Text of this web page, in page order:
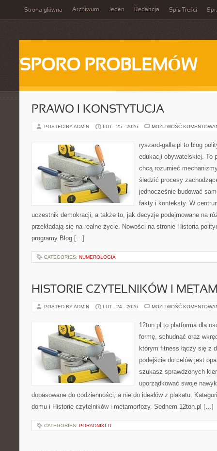
Strona główna Archiwum Jeden Redakcja Spis Treści
SPORO PROBLEMÓW
PRAWO I KONSTYTUCJA
POSTED BY ADMIN LUT - 25 - 2026 MOŻLIWOŚĆ
ryszard-galla.pl to blog
edukacji obywatelskiej. To
chcą rozumieć
śledzić procesy
jednocześnie budować
fakty i konteksty. W
uczestnik demokracji, a także to, jak decyzje podejmowane na
przekładają się na realne życie. Nowości na stronie Historia
programy Blog […]
CATEGORIES: NUMEROLOGIA
HISTORIE CZYTELNIKÓW I
POSTED BY ADMIN LUT - 24 - 2026 MOŻLIWOŚĆ
12ton.pl to platforma dla
formę, schudnąć oraz
którym fitness łączy się z
podejście do celów jest
szukasz sprawdzonych
uporządkować swoje
dopasowane do codzienności, a nie do ideałów z plakatu.
domu i Historie czytelników i metamorfozy. Sednem 12ton.pl […]
CATEGORIES: PORADNIKI IT